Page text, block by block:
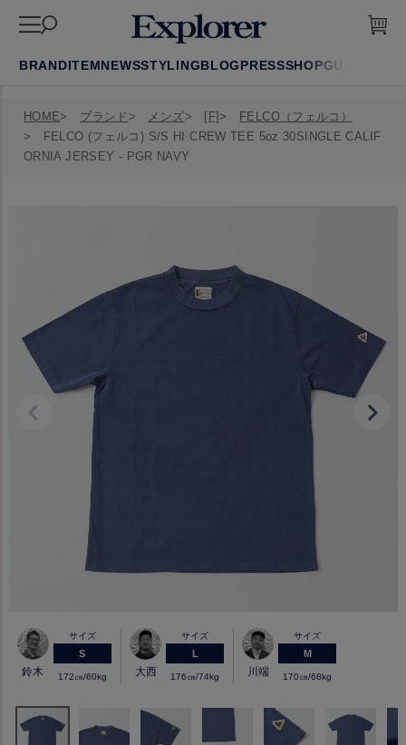
BRANDITEMNEWSSTYLINGBLOGPRESSSHOPGUIDE
HOME ブランド メンズ [F]
FELCO（フェルコ）
FELCO (フェルコ) S/S HI CREW TEE 5oz 30SINGLE CALIF
ORNIA JERSEY - PGR NAVY
鈴木
サイズ
S
172㎝/60kg 大西
サイズ
L
176㎝/74kg 川端
サイズ
M
170㎝/68kg